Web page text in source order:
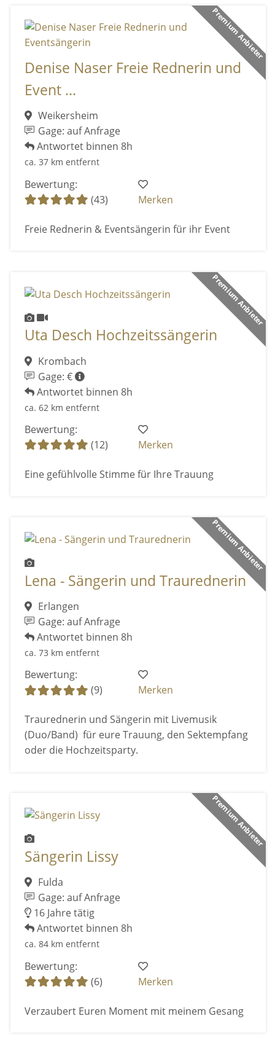
Premium Anbieter
Denise Naser Freie Rednerin und
Event ...
Weikersheim
Gage: auf Anfrage
Antwortet binnen 8h
ca. 37 km entfernt
Bewertung:
(43)
Merken
Freie Rednerin & Eventsängerin für ihr Event
Premium Anbieter
Uta Desch Hochzeitssängerin
Krombach
Gage: €
Antwortet binnen 8h
ca. 62 km entfernt
Bewertung:
(12)
Merken
Eine gefühlvolle Stimme für Ihre Trauung
Premium Anbieter
Lena - Sängerin und Traurednerin
Erlangen
Gage: auf Anfrage
Antwortet binnen 8h
ca. 73 km entfernt
Bewertung:
(9)
Merken
Traurednerin und Sängerin mit Livemusik
(Duo/Band) für eure Trauung, den Sektempfang
oder die Hochzeitsparty.
Premium Anbieter
Sängerin Lissy
Fulda
Gage: auf Anfrage
16 Jahre tätig
Antwortet binnen 8h
ca. 84 km entfernt
Bewertung:
(6)
Merken
Verzaubert Euren Moment mit meinem Gesang